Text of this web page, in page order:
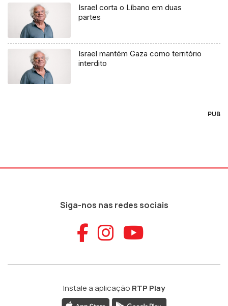
Israel corta o Líbano em duas
partes
Israel mantém Gaza como território
interdito
PUB
Siga-nos nas redes sociais
Aceder ao
Aceder ao
Aceder
Instale a aplicação RTP Play